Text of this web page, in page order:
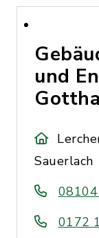
und
Sauerlach
0172